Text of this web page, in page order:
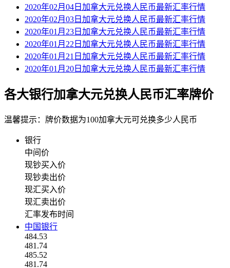
2020年02月04日加拿大元兑换人民币最新汇率行情
2020年02月03日加拿大元兑换人民币最新汇率行情
2020年01月23日加拿大元兑换人民币最新汇率行情
2020年01月22日加拿大元兑换人民币最新汇率行情
2020年01月21日加拿大元兑换人民币最新汇率行情
2020年01月20日加拿大元兑换人民币最新汇率行情
各大银行加拿大元兑换人民币汇率牌价
温馨提示：牌价数据为100加拿大元可兑换多少人民币
银行
中间价
现钞买入价
现钞卖出价
现汇买入价
现汇卖出价
汇率发布时间
中国银行
484.53
481.74
485.52
481.74